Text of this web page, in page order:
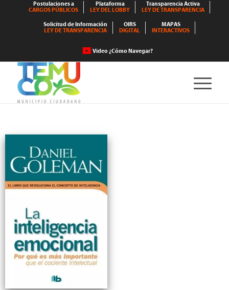
Postulaciones a
CARGOS PÚBLICOS
Plataforma
LEY DEL LOBBY
Transparencia Activa
LEY DE TRANSPARENCIA
Solicitud de Información
LEY DE TRANSPARENCIA
OIRS
DIGITAL
MAPAS
INTERACTIVOS
Video ¿Cómo Navegar?